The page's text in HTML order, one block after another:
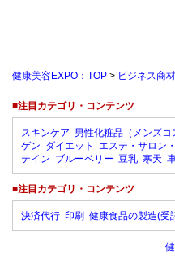
健康美容EXPO：TOP > ビジネス商材
■注目カテゴリ・コンテンツ
スキンケア 男性化粧品（メンズコ
ゲン ダイエット エステ・サロン
テイン ブルーベリー 豆乳 寒天
■注目カテゴリ・コンテンツ
決済代行 印刷 健康食品の製造(受